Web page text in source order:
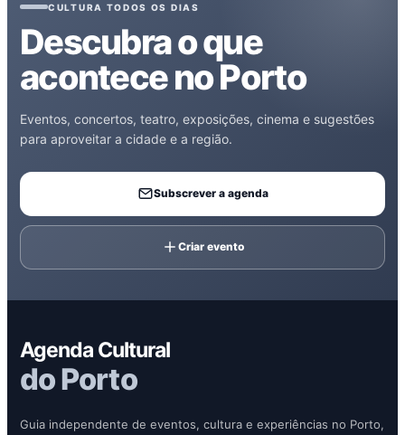
CULTURA TODOS OS DIAS
Descubra o que
acontece no Porto
Eventos, concertos, teatro, exposições, cinema e sugestões
para aproveitar a cidade e a região.
Subscrever a agenda
Criar evento
Agenda Cultural
do Porto
Guia independente de eventos, cultura e experiências no Porto,